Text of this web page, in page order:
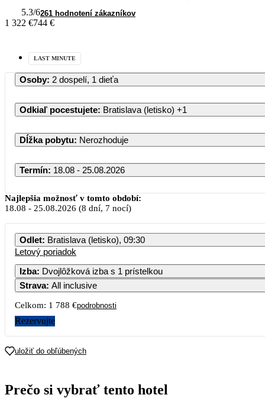
5.3/6261 hodnotení zákazníkov
1 322 €744 €
LAST MINUTE
Osoby: 2 dospelí, 1 dieťa
Odkiaľ pocestujete: Bratislava (letisko) +1
Dĺžka pobytu: Nerozhoduje
Termín: 18.08 - 25.08.2026
Najlepšia možnosť v tomto období:
18.08 - 25.08.2026 (8 dní, 7 nocí)
Odlet: Bratislava (letisko), 09:30
Letový poriadok
Izba: Dvojlôžková izba s 1 prístelkou
Strava: All inclusive
Celkom: 1 788 €podrobnosti
Rezervujte
uložiť do obľúbených
Prečo si vybrať tento hotel